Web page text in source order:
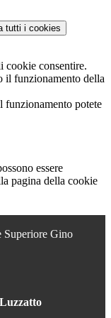
tutti i cookies
cookie consentire.
il funzionamento della
funzionamento potete
essere
pagina della cookie
Superiore Gino